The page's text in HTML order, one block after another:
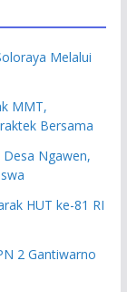
Melalui
MMT,
Bersama
Desa Ngawen,
HUT ke-81 RI
2 Gantiwarno